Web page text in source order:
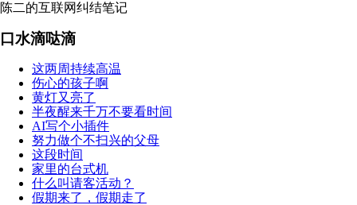
陈二的互联网纠结笔记
口水滴哒滴
这两周持续高温
伤心的孩子啊
黄灯又亮了
半夜醒来千万不要看时间
AI写个小插件
努力做个不扫兴的父母
这段时间
家里的台式机
什么叫请客活动？
假期来了，假期走了